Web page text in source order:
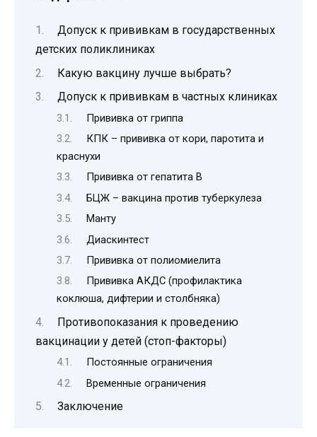
Допуск к прививкам в государственных
детских поликлиниках
Какую вакцину лучше выбрать?
Допуск к прививкам в частных клиниках
Прививка от гриппа
КПК – прививка от кори, паротита и
краснухи
Прививка от гепатита В
БЦЖ – вакцина против туберкулеза
Манту
Диаскинтест
Прививка от полиомиелита
Прививка АКДС (профилактика
коклюша, дифтерии и столбняка)
Противопоказания к проведению
вакцинации у детей (стоп-факторы)
Постоянные ограничения
Временные ограничения
Заключение